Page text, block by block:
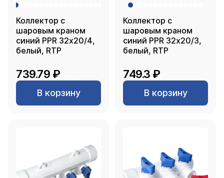
Коллектор с
шаровым краном
синий PPR 32х20/4,
белый, RTP
739.79 ₽
В корзину
Коллектор с
шаровым краном
синий PPR 32х20/3,
белый, RTP
749.3 ₽
В корзину